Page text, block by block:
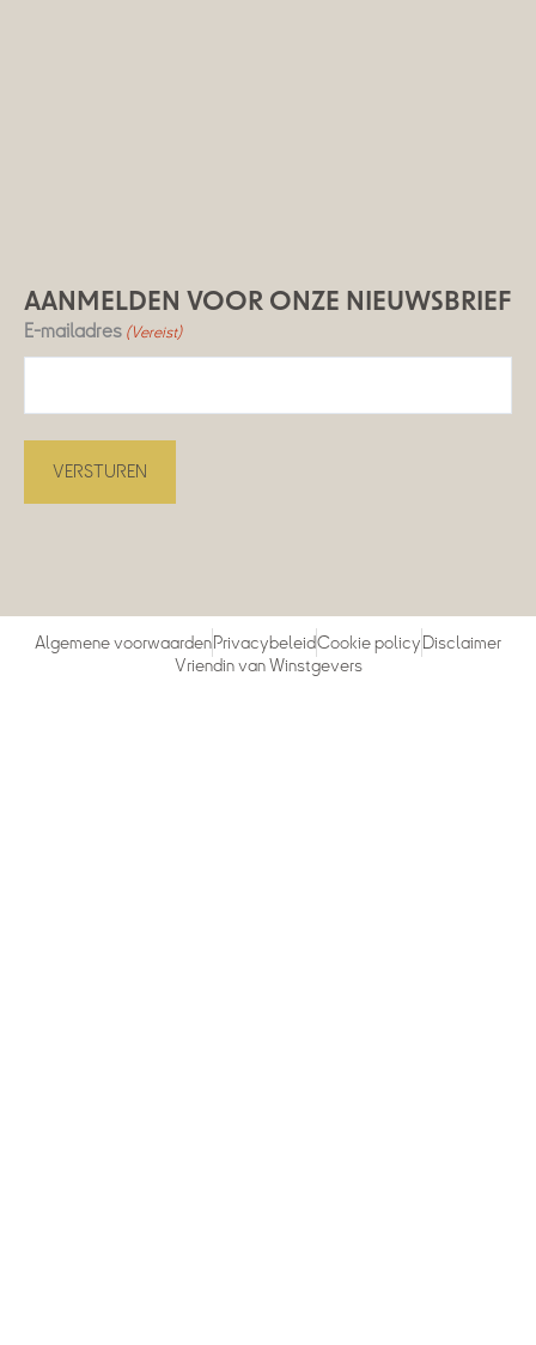
AANMELDEN VOOR ONZE NIEUWSBRIEF
E-mailadres (Vereist)
Algemene voorwaardenPrivacybeleidCookie policyDisclaimer
Vriendin van Winstgevers